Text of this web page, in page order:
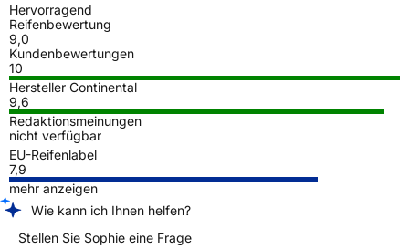
Hervorragend
Reifenbewertung
9,0
Kundenbewertungen
10
Hersteller Continental
9,6
Redaktionsmeinungen
nicht verfügbar
EU-Reifenlabel
7,9
mehr anzeigen
Wie kann ich Ihnen helfen?
Stellen Sie Sophie eine Frage